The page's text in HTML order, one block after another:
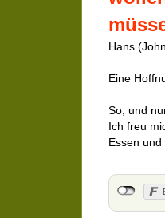
Hans
Eine
So, und
Ich freu
Essen